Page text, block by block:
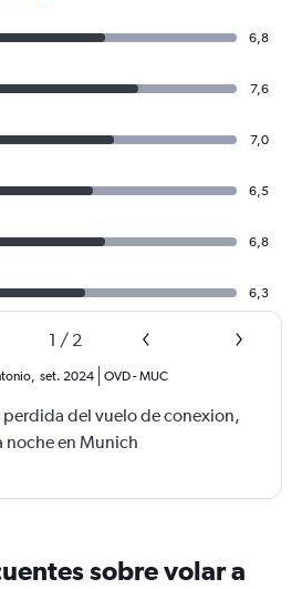
6,8
7,6
7,0
6,5
6,8
6,3
1 / 2
, set. 2024 OVD-MUC
perdida del vuelo de conexion,
noche en Munich
sobre volar a